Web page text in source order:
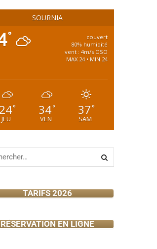
SOURNIA
°
couvert
80% humidité
vent : 4m/s OSO
MAX 24 • MIN 24
24°
JEU
34°
VEN
37°
SAM
TARIFS 2026
RÉSERVATION EN LIGNE